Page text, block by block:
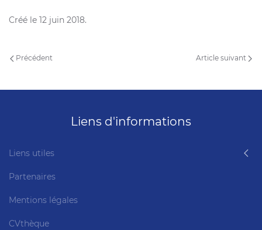
Créé le 12 juin 2018.
Précédent Article suivant
Liens d'informations
Liens utiles
Partenaires
Mentions légales
CVthèque